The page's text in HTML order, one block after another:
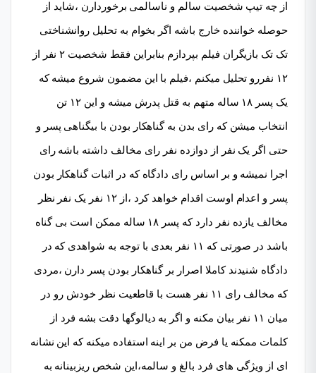
از چه تیپ شخصیت سالم و ناسالمی برخوردارن ،شاید از
حوصله خواننده خارج باشه اگر بخوام به تحلیل روانشناختی
تک تک بازیگران فیلم بپردازم بنابراین فقط شخصیت ۲ نفر از
۱۲ نفررو تحلیل میکنم ،فیلم با این مضمون شروع میشه که
یک پسر ۱۸ ساله متهم به قتل پدرش میشه و این ۱۲ تن
انتخاب میشن که رای بدن به گناهکار بودن با بیگناهی پسر و
حتی اگر یک نفر از دوازده نفر رای مخالف داشته باشه رای
اجرا نمیشه و بر اساس رای دادگاه که در اثبات گناهکار بودن
پسر و اعدام اوست اقدام خواهد کرد ،از ۱۲ نفر یک نفر نظر
مخالف یازده نفر دارد که پسر ۱۸ ساله ممکن است بی گناه
باشد در صورتی که ۱۱ نفر بعدی با توجه به شواهدی که در
دادگاه شنیدند کاملا اصرار بر گناهکار بودن پسر دارن ،مردی
که مخالف رای ۱۱ نفر هست با قاطعیت نظر خودش رو در
میان ۱۱ نفر بیان مکنه و اگر به دیالوگها دقت بشه فرد از
کلمات ممکنه یا فرض من بر اینه استفاده میکنه که این نشانه
ای از ویژگی های فرد بالغ و سالمه،این شخص ریزبینانه به